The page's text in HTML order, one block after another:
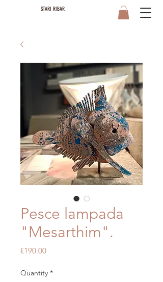
STARI RIBAR
Pesce lampada
"Mesarthim".
€190.00Price
Quantity *